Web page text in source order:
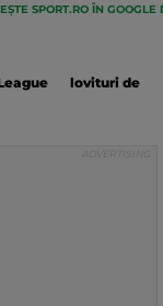
SPORT.RO ÎN GOOGLE
lovituri de